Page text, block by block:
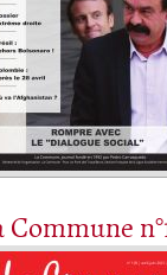
Commune